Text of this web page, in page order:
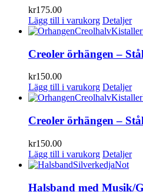
kr175.00
Lägg till i varukorg Detaljer
Creoler örhängen –
kr150.00
Lägg till i varukorg Detaljer
Creoler örhängen –
kr150.00
Lägg till i varukorg Detaljer
Halsband med Musik/